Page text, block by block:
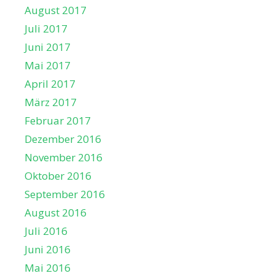
August 2017
Juli 2017
Juni 2017
Mai 2017
April 2017
März 2017
Februar 2017
Dezember 2016
November 2016
Oktober 2016
September 2016
August 2016
Juli 2016
Juni 2016
Mai 2016